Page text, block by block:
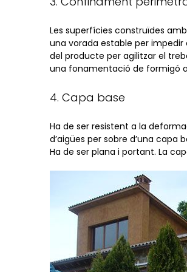
Les superfícies construïdes
una vorada estable per
del producte per agilitzar el
una fonamentació de formigó
4. Capa base
Ha de ser resistent a la
d’aigües per sobre d’una capa
Ha de ser plana i portant. La